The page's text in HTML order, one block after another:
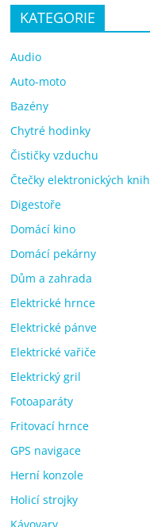
KATEGORIE
Audio
Auto-moto
Bazény
Chytré hodinky
Čističky vzduchu
Čtečky elektronických knih
Digestoře
Domácí kino
Domácí pekárny
Dům a zahrada
Elektrické hrnce
Elektrické pánve
Elektrické vařiče
Elektrický gril
Fotoaparáty
Fritovací hrnce
GPS navigace
Herní konzole
Holicí strojky